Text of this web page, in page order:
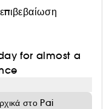
for almost a
στο Pai